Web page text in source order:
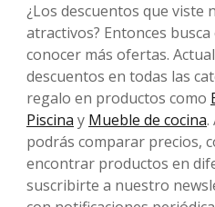
¿Los descuentos que viste
atractivos? Entonces
conocer más ofertas.
descuentos en todas las
regalo en productos como
Piscina y Mueble de cocina.
podrás comparar precios,
encontrar productos en
suscribirte a nuestro